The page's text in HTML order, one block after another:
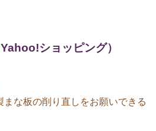
ショッピング）
まな板の削り直しをお願いできる